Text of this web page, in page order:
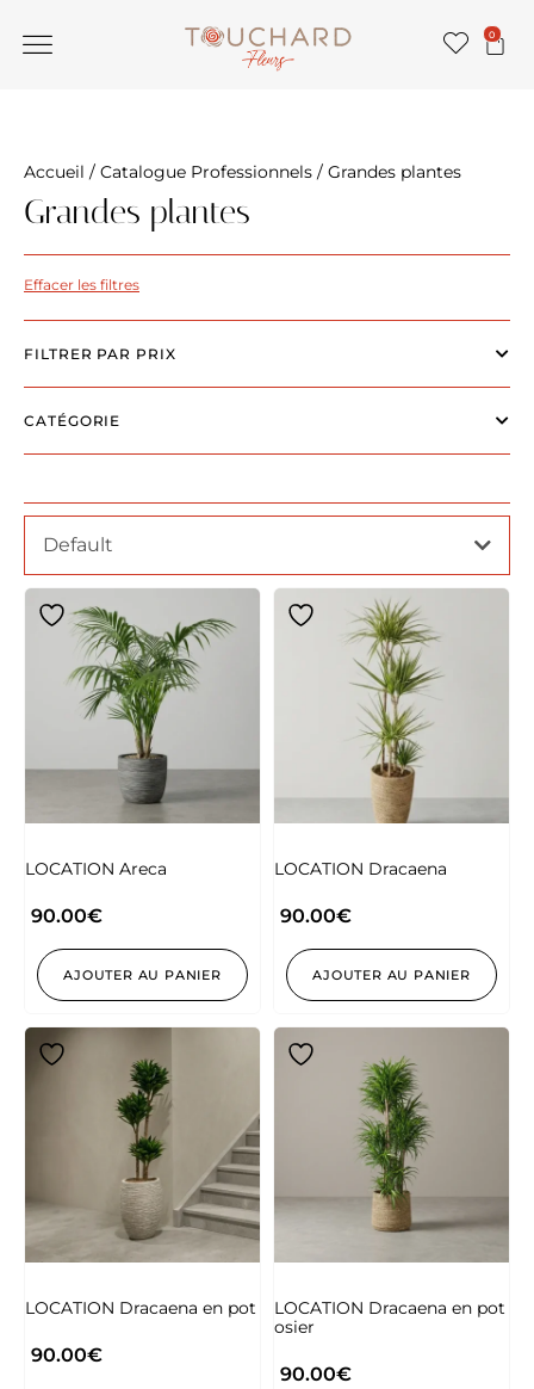
0
Accueil / Catalogue Professionnels / Grandes plantes
Grandes plantes
Effacer les filtres
FILTRER PAR PRIX
CATÉGORIE
Default
LOCATION Areca
90.00€
AJOUTER AU PANIER
LOCATION Dracaena
90.00€
AJOUTER AU PANIER
LOCATION Dracaena en pot
90.00€
LOCATION Dracaena en pot
osier
90.00€